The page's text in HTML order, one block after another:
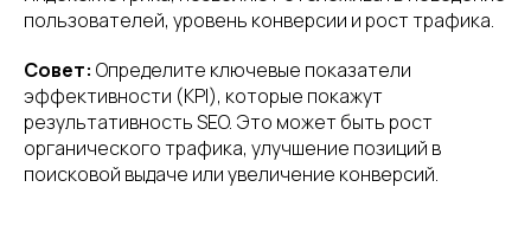
пользователей, уровень конверсии и рост трафика.
Совет: Определите ключевые показатели
эффективности (KPI), которые покажут
результативность SEO. Это может быть рост
органического трафика, улучшение позиций в
поисковой выдаче или увеличение конверсий.